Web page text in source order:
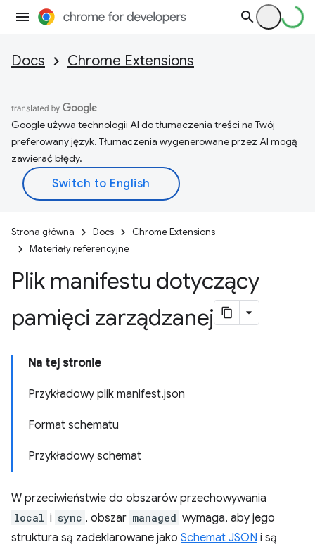
Docs Chrome Extensions
Google używa technologii AI do tłumaczenia treści na Twój
preferowany język. Tłumaczenia wygenerowane przez AI mogą
zawierać błędy.
Strona główna Docs
Chrome Extensions
Materiały referencyjne
Plik manifestu dotyczący
pamięci zarządzanej
Na tej stronie
Przykładowy plik manifest.json
Format schematu
Przykładowy schemat
W przeciwieństwie do obszarów przechowywania
local i sync , obszar managed wymaga, aby jego
struktura są zadeklarowane jako Schemat JSON i są